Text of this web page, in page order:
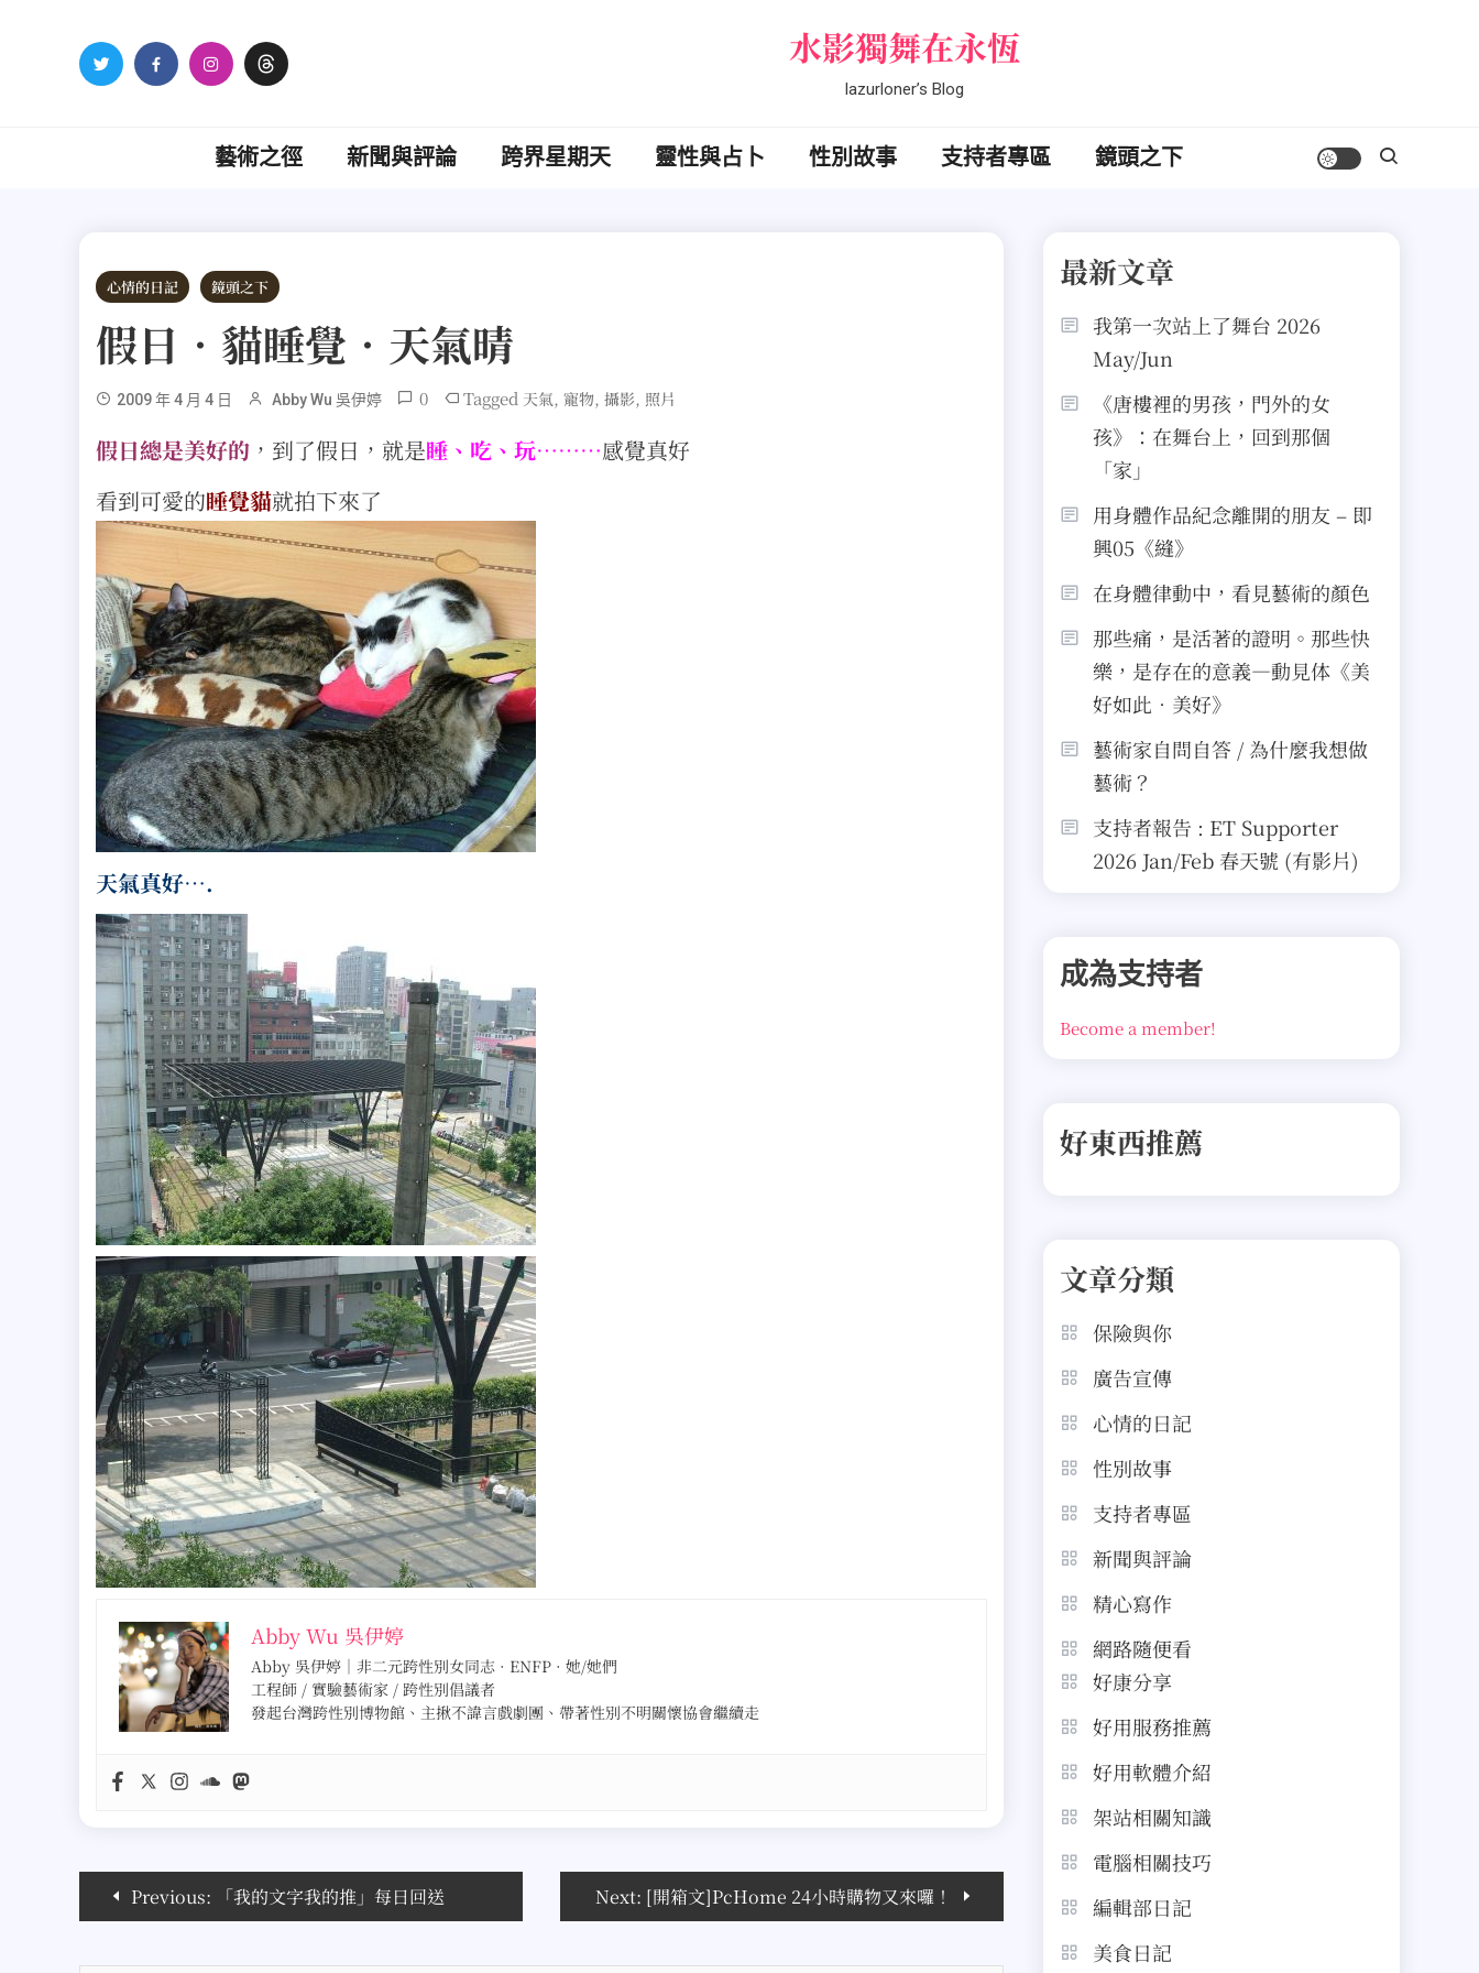
水影獨舞在永恆
lazurloner’s Blog
藝術之徑 新聞與評論 跨界星期天 靈性與占卜 性別故事 支持者專區 鏡頭之下
心情的日記 鏡頭之下
假日‧貓睡覺‧天氣晴
2009 年 4 月 4 日 Abby Wu 吳伊婷 0 Tagged 天氣, 寵物, 攝影, 照片
假日總是美好的 ，到了假日，就是睡、吃、玩………感覺真好
看到可愛的睡覺貓就拍下來了
天氣真好….
Abby Wu 吳伊婷
Abby 吳伊婷｜非二元跨性別女同志 · ENFP · 她/她們
工程師 / 實驗藝術家 / 跨性別倡議者
發起台灣跨性別博物館、主揪不諱言戲劇團、帶著性別不明關懷協會繼續走
Previous: 「我的文字我的推」每日回送 Next: [開箱文]PcHome 24小時購物又來囉！
最新文章
我第一次站上了舞台 2026
May/Jun
《唐樓裡的男孩，門外的女
孩》：在舞台上，回到那個
「家」
用身體作品紀念離開的朋友 – 即
興05《縫》
在身體律動中，看見藝術的顏色
那些痛，是活著的證明。那些快
樂，是存在的意義—動見体《美
好如此．美好》
藝術家自問自答 / 為什麼我想做
藝術？
支持者報告 : ET Supporter
2026 Jan/Feb 春天號 (有影片)
成為支持者
Become a member!
好東西推薦
文章分類
保險與你
廣告宣傳
心情的日記
性別故事
支持者專區
新聞與評論
精心寫作
網路隨便看
好康分享
好用服務推薦
好用軟體介紹
架站相關知識
電腦相關技巧
編輯部日記
美食日記